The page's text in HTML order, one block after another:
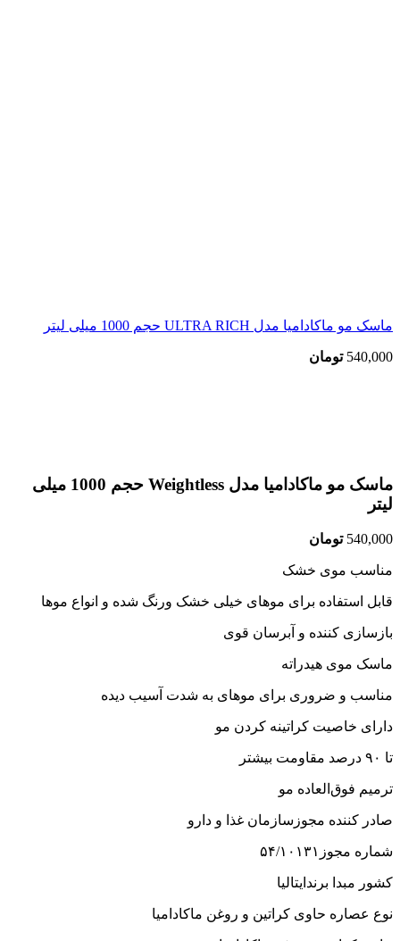
ماسک مو ماکادامیا مدل ULTRA RICH حجم 1000 میلی لیتر
540,000 تومان
ماسک مو ماکادامیا مدل Weightless حجم 1000 میلی
لیتر
540,000 تومان
مناسب موی خشک
قابل استفاده برای موهای خیلی خشک ورنگ شده و انواع موها
بازسازی کننده و آبرسان قوی
ماسک موی هیدراته
مناسب و ضروری برای موهای به شدت آسیب دیده
دارای خاصیت کراتینه کردن مو
تا ۹۰ درصد مقاومت بیشتر
ترمیم فوق‌العاده مو
صادر کننده مجوز سازمان غذا و دارو
شماره مجوز ۵۴/۱۰۱۳۱
کشور مبدا برند ایتالیا
نوع عصاره حاوی کراتین و روغن ماکادامیا